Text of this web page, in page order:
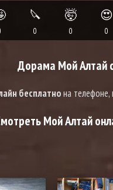
🔪
0
🤯
0
😍
0
Дорама Мой Алтай
бесплатнона телефоне,
Мой Алтай